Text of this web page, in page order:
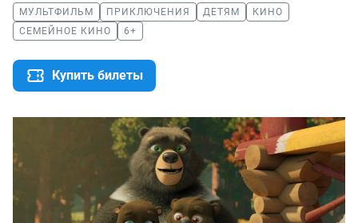
МУЛЬТФИЛЬМ ПРИКЛЮЧЕНИЯ ДЕТЯМ
КИНО
СЕМЕЙНОЕ КИНО
6+
Купить билеты